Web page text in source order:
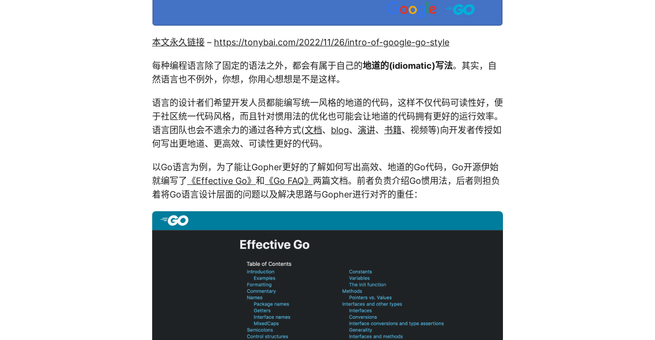
本文永久链接 – https://tonybai.com/2022/11/26/intro-of-google-go-style
每种编程语言除了固定的语法之外，都会有属于自己的地道的(idiomatic)写法。其实，自
然语言也不例外，你想，你用心想想是不是这样。
语言的设计者们希望开发人员都能编写统一风格的地道的代码，这样不仅代码可读性好，便
于社区统一代码风格，而且针对惯用法的优化也可能会让地道的代码拥有更好的运行效率。
语言团队也会不遗余力的通过各种方式(文档、 blog、 演讲、 书籍、视频等)向开发者传授如
何写出更地道、更高效、可读性更好的代码。
以Go语言为例，为了能让Gopher更好的了解如何写出高效、地道的Go代码，Go开源伊始
就编写了 《Effective Go》 和 《Go FAQ》 两篇文档。前者负责介绍Go惯用法，后者则担负
着将Go语言设计层面的问题以及解决思路与Gopher进行对齐的重任：